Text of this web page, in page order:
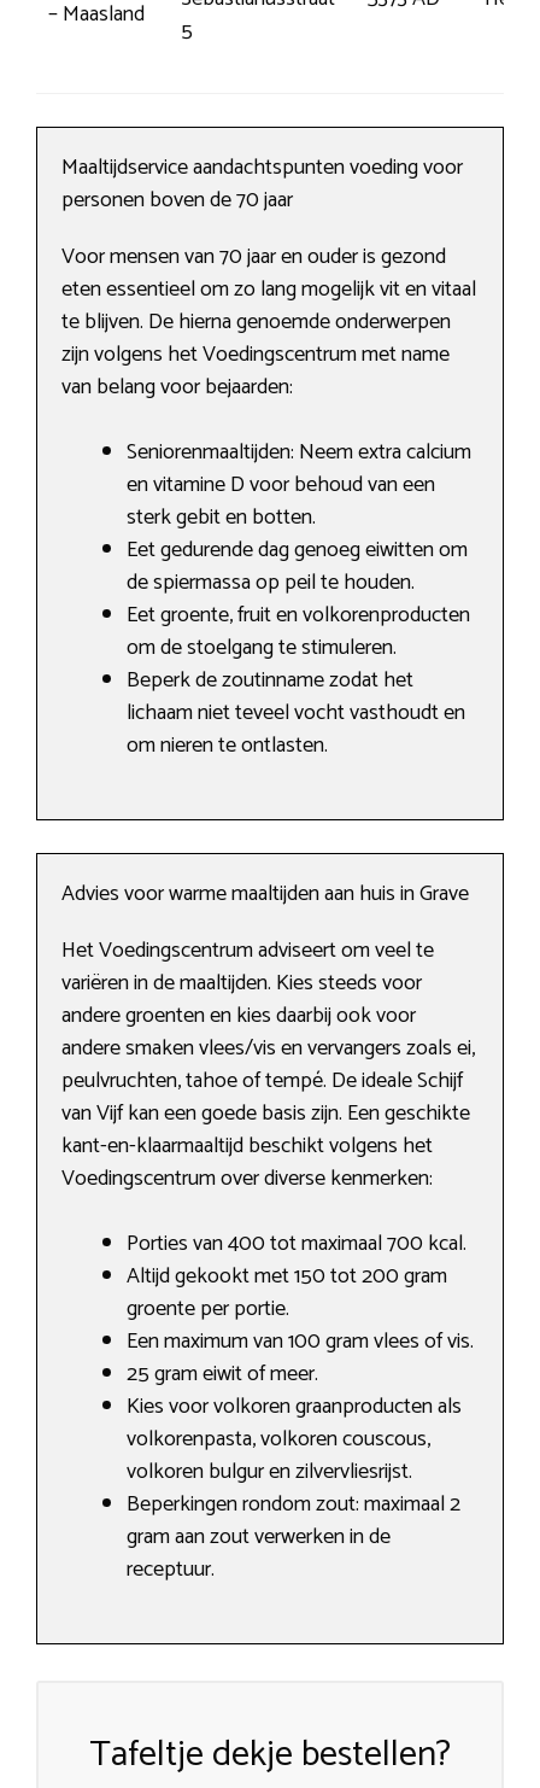
– Maasland
5
Maaltijdservice aandachtspunten voeding voor
personen boven de 70 jaar
Voor mensen van 70 jaar en ouder is gezond
eten essentieel om zo lang mogelijk vit en vitaal
te blijven. De hierna genoemde onderwerpen
zijn volgens het Voedingscentrum met name
van belang voor bejaarden:
Seniorenmaaltijden: Neem extra calcium
en vitamine D voor behoud van een
sterk gebit en botten.
Eet gedurende dag genoeg eiwitten om
de spiermassa op peil te houden.
Eet groente, fruit en volkorenproducten
om de stoelgang te stimuleren.
Beperk de zoutinname zodat het
lichaam niet teveel vocht vasthoudt en
om nieren te ontlasten.
Advies voor warme maaltijden aan huis in Grave
Het Voedingscentrum adviseert om veel te
variëren in de maaltijden. Kies steeds voor
andere groenten en kies daarbij ook voor
andere smaken vlees/vis en vervangers zoals ei,
peulvruchten, tahoe of tempé. De ideale Schijf
van Vijf kan een goede basis zijn. Een geschikte
kant-en-klaarmaaltijd beschikt volgens het
Voedingscentrum over diverse kenmerken:
Porties van 400 tot maximaal 700 kcal.
Altijd gekookt met 150 tot 200 gram
groente per portie.
Een maximum van 100 gram vlees of vis.
25 gram eiwit of meer.
Kies voor volkoren graanproducten als
volkorenpasta​, volkoren couscous,
volkoren bulgur en zilvervliesrijst.
Beperkingen rondom zout: maximaal 2
gram aan zout verwerken in de
receptuur.
Tafeltje dekje bestellen?